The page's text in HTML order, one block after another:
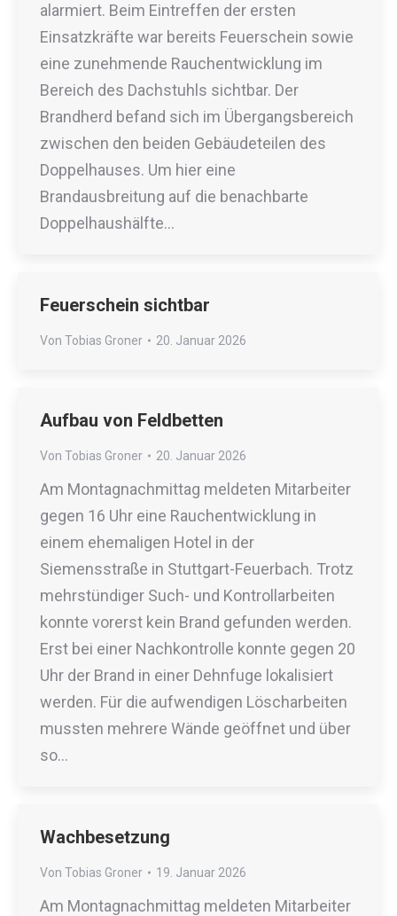
alarmiert. Beim Eintreffen der ersten
Einsatzkräfte war bereits Feuerschein sowie
eine zunehmende Rauchentwicklung im
Bereich des Dachstuhls sichtbar. Der
Brandherd befand sich im Übergangsbereich
zwischen den beiden Gebäudeteilen des
Doppelhauses. Um hier eine
Brandausbreitung auf die benachbarte
Doppelhaushälfte…
Feuerschein sichtbar
Von Tobias Groner 20. Januar 2026
Aufbau von Feldbetten
Von Tobias Groner 20. Januar 2026
Am Montagnachmittag meldeten Mitarbeiter
gegen 16 Uhr eine Rauchentwicklung in
einem ehemaligen Hotel in der
Siemensstraße in Stuttgart-Feuerbach. Trotz
mehrstündiger Such- und Kontrollarbeiten
konnte vorerst kein Brand gefunden werden.
Erst bei einer Nachkontrolle konnte gegen 20
Uhr der Brand in einer Dehnfuge lokalisiert
werden. Für die aufwendigen Löscharbeiten
mussten mehrere Wände geöffnet und über
so…
Wachbesetzung
Von Tobias Groner 19. Januar 2026
Am Montagnachmittag meldeten Mitarbeiter